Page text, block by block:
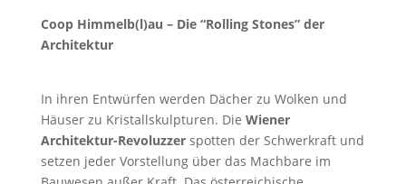
Coop Himmelb(l)au – Die “Rolling Stones” der
Architektur
In ihren Entwürfen werden Dächer zu Wolken und
Häuser zu Kristallskulpturen. Die Wiener
Architektur-Revoluzzerspotten der Schwerkraft und
setzen jeder Vorstellung über das Machbare im